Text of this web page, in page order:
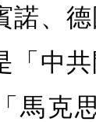
諾、
「中
馬克